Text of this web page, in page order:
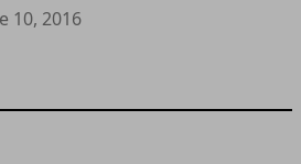
10, 2016